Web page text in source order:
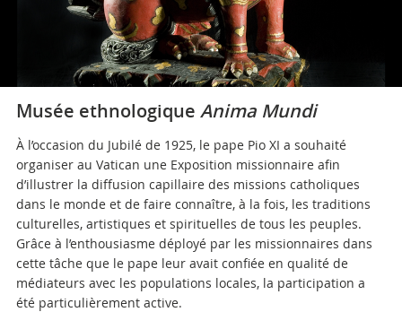
Musée ethnologique Anima Mundi
À l’occasion du Jubilé de 1925, le pape Pio XI a souhaité
organiser au Vatican une Exposition missionnaire afin
d’illustrer la diffusion capillaire des missions catholiques
dans le monde et de faire connaître, à la fois, les traditions
culturelles, artistiques et spirituelles de tous les peuples.
Grâce à l’enthousiasme déployé par les missionnaires dans
cette tâche que le pape leur avait confiée en qualité de
médiateurs avec les populations locales, la participation a
été particulièrement active.